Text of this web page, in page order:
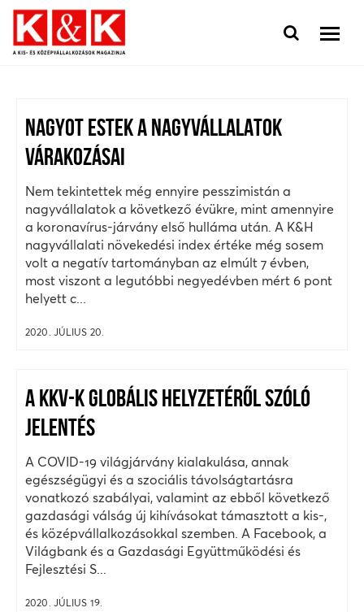
NAGYOT ESTEK A NAGYVÁLLALATOK
VÁRAKOZÁSAI
Nem tekintettek még ennyire pesszimistán a
nagyvállalatok a következő évükre, mint amennyire
a koronavírus-járvány első hulláma után. A K&H
nagyvállalati növekedési index értéke még sosem
volt a negatív tartományban az elmúlt 7 évben,
most viszont a legutóbbi negyedévben mért 6 pont
helyett c...
2020. JÚLIUS 20.
A KKV-K GLOBÁLIS HELYZETÉRŐL SZÓLÓ
JELENTÉS
A COVID-19 világjárvány kialakulása, annak
egészségügyi és a szociális távolságtartásra
vonatkozó szabályai, valamint az ebből következő
gazdasági válság új kihívásokat támasztott a kis-,
és középvállalkozásokkal szemben. A Facebook, a
Világbank és a Gazdasági Együttműködési és
Fejlesztési S...
2020. JÚLIUS 19.